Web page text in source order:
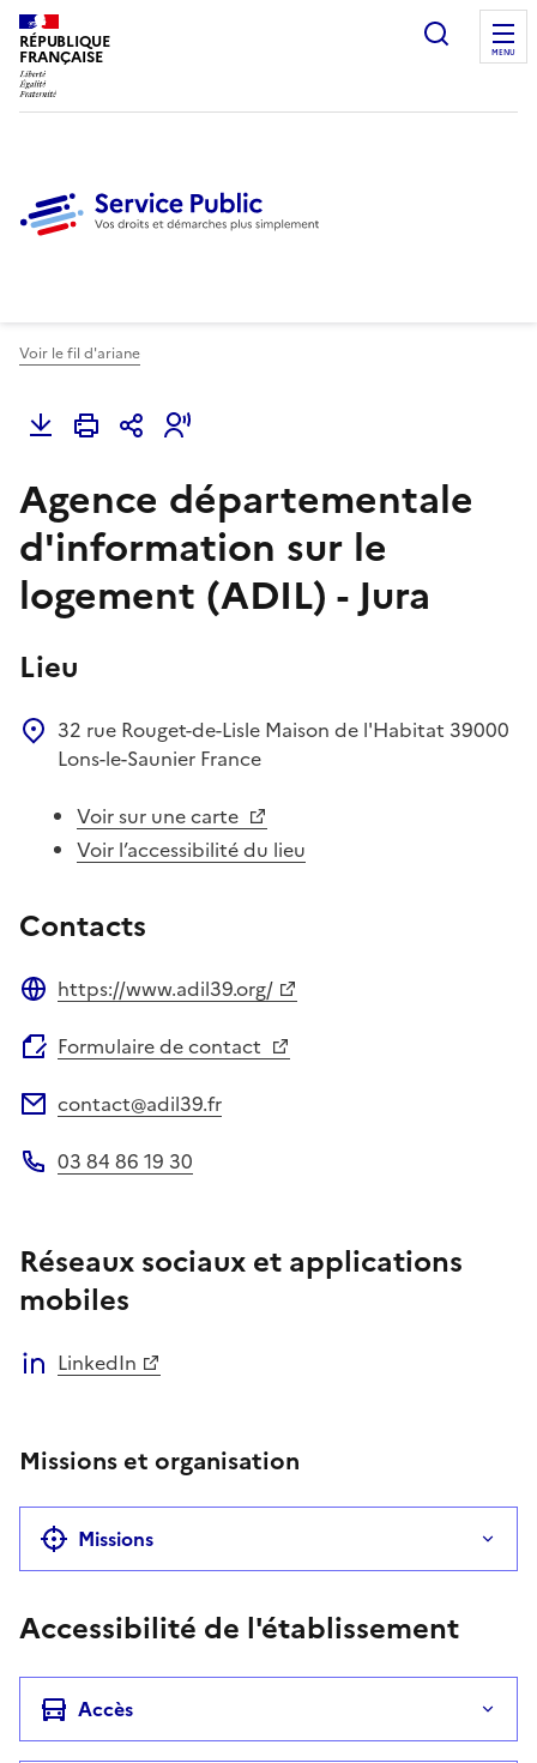
RÉPUBLIQUE
FRANÇAISE
Ouvrir
MENU
Voir le fil d'ariane
Agence départementale
d'information sur le
logement (ADIL) - Jura
Lieu
32 rue Rouget-de-Lisle Maison de l'Habitat 39000
Lons-le-Saunier France
Voir sur une carte
Voir l’accessibilité du lieu
Contacts
https://www.adil39.org/
Formulaire de contact
contact@adil39.fr
03 84 86 19 30
Réseaux sociaux et applications
mobiles
LinkedIn
Missions et organisation
Missions
Accessibilité de l'établissement
Accès